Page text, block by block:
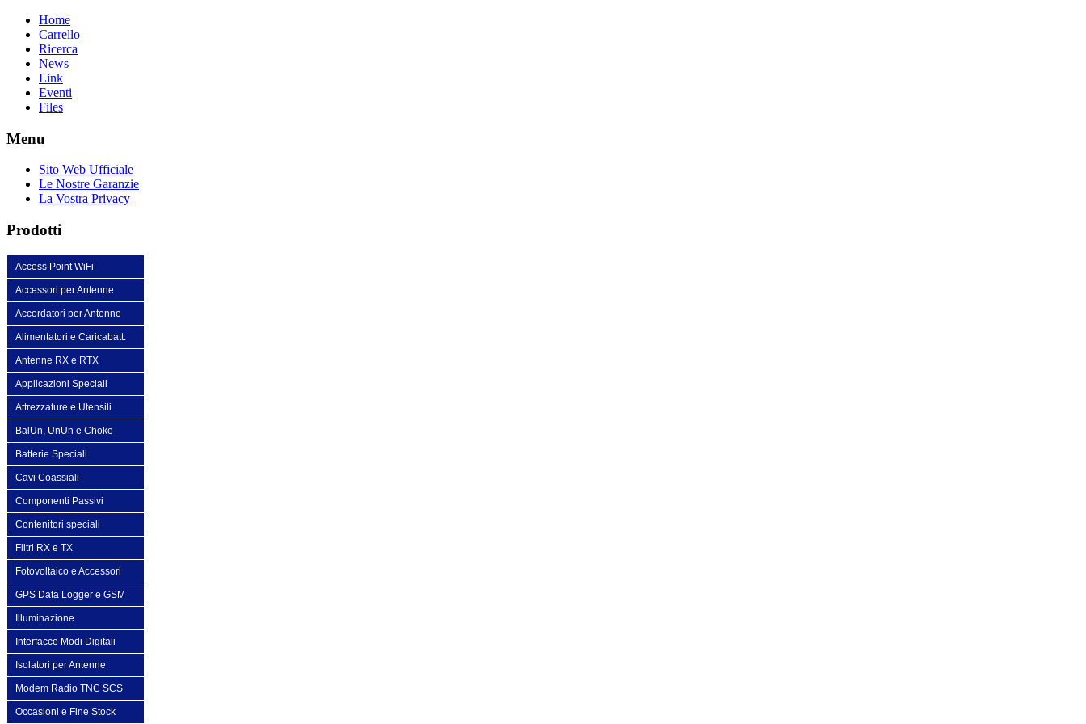
Home
Carrello
Ricerca
News
Link
Eventi
Files
Menu
Sito Web Ufficiale
Le Nostre Garanzie
La Vostra Privacy
Prodotti
Access Point WiFi
Accessori per Antenne
Accordatori per Antenne
Alimentatori e Caricabatt.
Antenne RX e RTX
Applicazioni Speciali
Attrezzature e Utensili
BalUn, UnUn e Choke
Batterie Speciali
Cavi Coassiali
Componenti Passivi
Contenitori speciali
Filtri RX e TX
Fotovoltaico e Accessori
GPS Data Logger e GSM
Illuminazione
Interfacce Modi Digitali
Isolatori per Antenne
Modem Radio TNC SCS
Occasioni e Fine Stock